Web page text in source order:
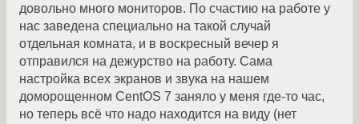
довольно много мониторов. По счастию на работе у
нас заведена специально на такой случай
отдельная комната, и в воскресный вечер я
отправился на дежурство на работу. Сама
настройка всех экранов и звука на нашем
доморощенном CentOS 7 заняло у меня где-то час,
но теперь всё что надо находится на виду (нет